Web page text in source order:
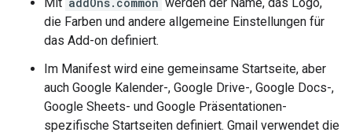
die Farben und andere allgemeine Einstellungen für
das Add-on definiert.
Im Manifest wird eine gemeinsame Startseite, aber
auch Google Kalender-, Google Drive-, Google Docs-,
Google Sheets- und Google Präsentationen-
spezifische Startseiten definiert. Gmail verwendet die